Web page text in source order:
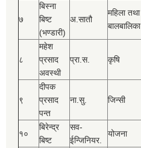
७
बिस्‍ना
बिष्‍ट
(भण्डारी)
अ.सातौ
महिला तथा
बालबालिका
८
महेश
प्रसाद
अवस्थी
प्रा.स. कृषि
९
दीपक
प्रसाद
पन्त
ना.सु. जिन्सी
१०
बिरेन्द्र
बिष्‍ट
सव-
ईन्जिनियर.
योजना